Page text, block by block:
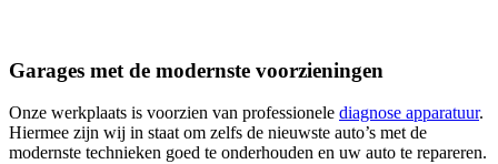
Garages met de modernste voorzieningen
Onze werkplaats is voorzien van professionele diagnose apparatuur.
Hiermee zijn wij in staat om zelfs de nieuwste auto’s met de
modernste technieken goed te onderhouden en uw auto te repareren.